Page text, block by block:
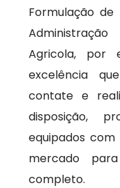
Formulação de
Agricola, por
excelência
contate e
disposição,
equipados
mercado
completo.